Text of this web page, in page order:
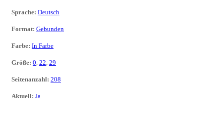
Sprache: Deutsch
Format: Gebunden
Farbe: In Farbe
Größe: 0, 22, 29
Seitenanzahl: 208
Aktuell: Ja